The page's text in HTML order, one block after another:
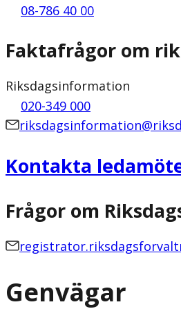
08-786 40 00
Faktafrågor om
Riksdagsinformation
020-349 000
Kontakta
Frågor om
Genvägar